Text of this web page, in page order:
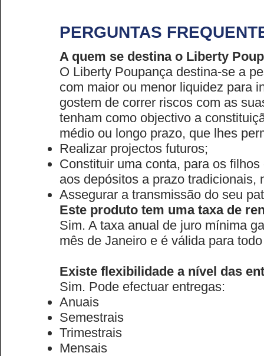
PERGUNTAS
A quem se destina o Liberty
O Liberty Poupança destina-se a
com maior ou menor liquidez para
gostem de correr riscos com as
tenham como objectivo a
médio ou longo prazo, que lhes
Realizar projectos futuros;
Constituir uma conta, para os
aos depósitos a prazo tradicionais,
Assegurar a transmissão do seu
Este produto tem uma taxa de
Sim. A taxa anual de juro mínima
mês de Janeiro e é válida para
Existe flexibilidade a nível das
Sim. Pode efectuar entregas:
Anuais
Semestrais
Trimestrais
Mensais